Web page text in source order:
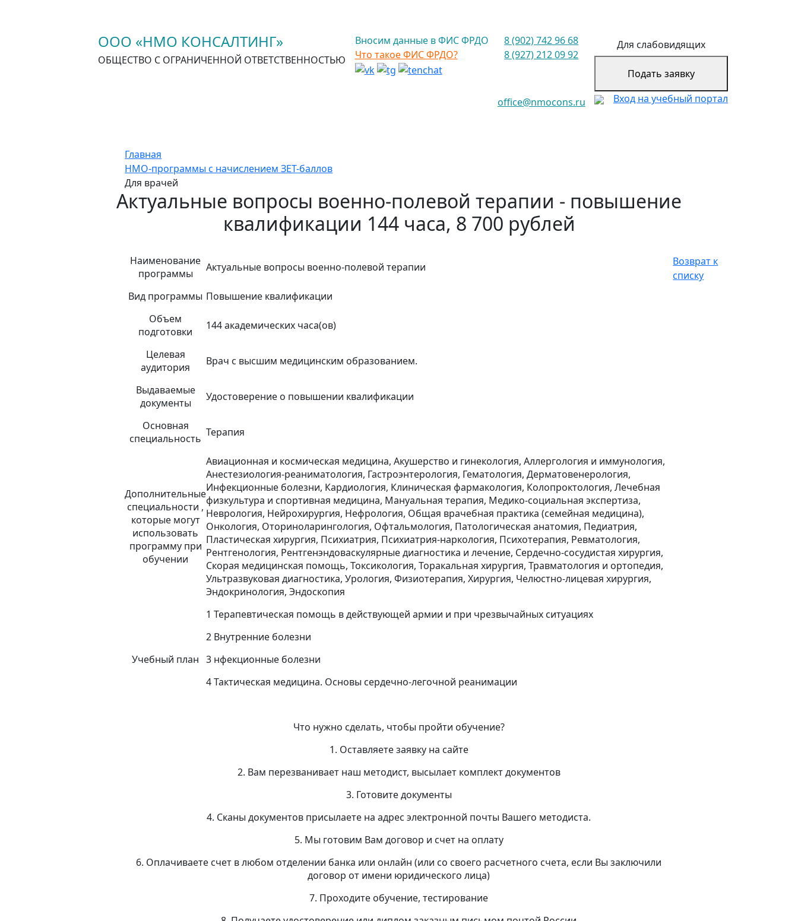
ООО «НМО КОНСАЛТИНГ»
ОБЩЕСТВО С ОГРАНИЧЕННОЙ ОТВЕТСТВЕННОСТЬЮ
Вносим данные в ФИС ФРДО
Что такое ФИС ФРДО?
8 (902) 742 96 68
8 (927) 212 09 92
office@nmocons.ru
Для слабовидящих
Подать заявку
Вход на учебный портал
Главная
НМО-программы с начислением ЗЕТ-баллов
Для врачей
Актуальные вопросы военно-полевой терапии - повышение
квалификации 144 часа, 8 700 рублей
Наименование
программы
Актуальные вопросы военно-полевой терапии
Вид программы Повышение квалификации
Объем
подготовки
144 академических часа(ов)
Целевая
аудитория
Врач с высшим медицинским образованием.
Выдаваемые
документы
Удостоверение о повышении квалификации
Основная
специальность Терапия
Дополнительные
специальности ,
которые могут
использовать
программу при
обучении
Авиационная и космическая медицина, Акушерство и гинекология, Аллергология и иммунология,
Анестезиология-реаниматология, Гастроэнтерология, Гематология, Дерматовенерология,
Инфекционные болезни, Кардиология, Клиническая фармакология, Колопроктология, Лечебная
физкультура и спортивная медицина, Мануальная терапия, Медико-социальная экспертиза,
Неврология, Нейрохирургия, Нефрология, Общая врачебная практика (семейная медицина),
Онкология, Оториноларингология, Офтальмология, Патологическая анатомия, Педиатрия,
Пластическая хирургия, Психиатрия, Психиатрия-наркология, Психотерапия, Ревматология,
Рентгенология, Рентгенэндоваскулярные диагностика и лечение, Сердечно-сосудистая хирургия,
Скорая медицинская помощь, Токсикология, Торакальная хирургия, Травматология и ортопедия,
Ультразвуковая диагностика, Урология, Физиотерапия, Хирургия, Челюстно-лицевая хирургия,
Эндокринология, Эндоскопия
Учебный план
1 Терапевтическая помощь в действующей армии и при чрезвычайных ситуациях
2 Внутренние болезни
3 нфекционные болезни
4 Тактическая медицина. Основы сердечно-легочной реанимации
Что нужно сделать, чтобы пройти обучение?
1. Оставляете заявку на сайте
2. Вам перезванивает наш методист, высылает комплект документов
3. Готовите документы
4. Сканы документов присылаете на адрес электронной почты Вашего методиста.
5. Мы готовим Вам договор и счет на оплату
6. Оплачиваете счет в любом отделении банка или онлайн (или со своего расчетного счета, если Вы заключили
договор от имени юридического лица)
7. Проходите обучение, тестирование
Возврат к
списку